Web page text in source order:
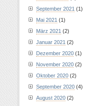
September 2021 (1)
Mai 2021 (1)
März 2021 (2)
Januar 2021 (2)
Dezember 2020 (1)
November 2020 (2)
Oktober 2020 (2)
September 2020 (4)
August 2020 (2)